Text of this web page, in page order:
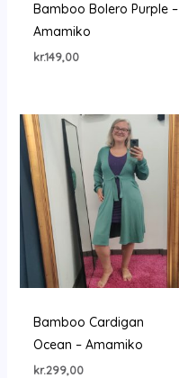
Bamboo Bolero Purple –
Amamiko
kr.149,00
Bamboo Cardigan
Ocean – Amamiko
kr.299,00